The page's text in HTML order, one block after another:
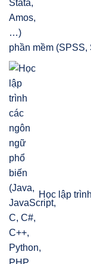
phần mềm
Học lập